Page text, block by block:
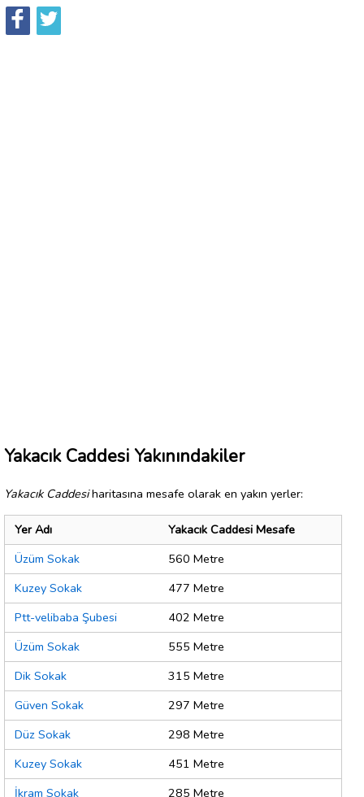
Yakacık Caddesi Yakınındakiler
Yakacık Caddesiharitasına mesafe olarak en yakın yerler:
Yer Adı
Yakacık Caddesi Mesafe
Üzüm Sokak
560 Metre
Kuzey Sokak
477 Metre
Ptt-velibaba Şubesi
402 Metre
Üzüm Sokak
555 Metre
Dik Sokak
315 Metre
Güven Sokak
297 Metre
Düz Sokak
298 Metre
Kuzey Sokak
451 Metre
İkram Sokak
285 Metre